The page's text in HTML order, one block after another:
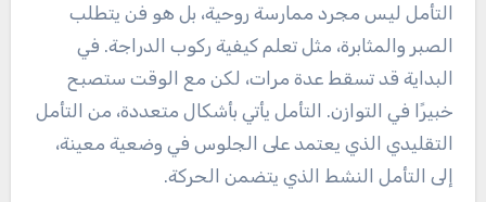
التأمل ليس مجرد ممارسة روحية، بل هو فن يتطلب
الصبر والمثابرة، مثل تعلم كيفية ركوب الدراجة. في
البداية قد تسقط عدة مرات، لكن مع الوقت ستصبح
خبيرًا في التوازن. التأمل يأتي بأشكال متعددة، من التأمل
التقليدي الذي يعتمد على الجلوس في وضعية معينة،
إلى التأمل النشط الذي يتضمن الحركة.